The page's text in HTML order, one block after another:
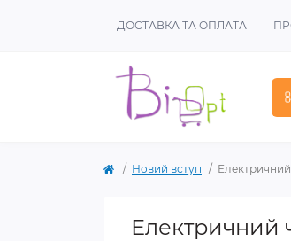
ДОСТАВКА ТА ОПЛАТА
Новий вступ Електричний
Електричний